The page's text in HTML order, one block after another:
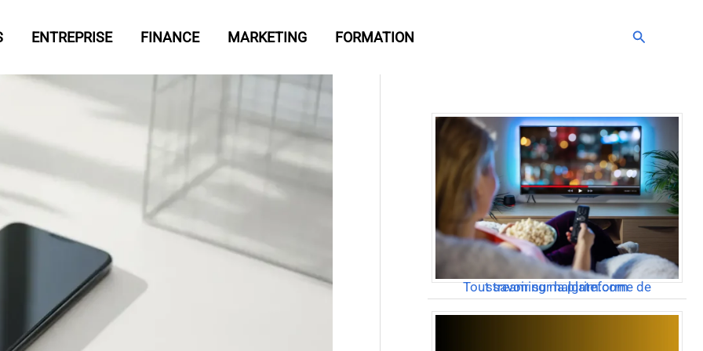
ENTREPRISE FINANCE MARKETING FORMATION Rechercher
Tout savoir sur la plateforme de streaming malgrim.com